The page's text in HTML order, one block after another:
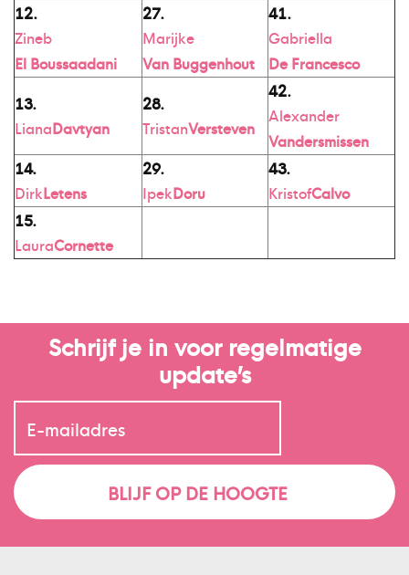
12.
Zineb
El Boussaadani
27.
Marijke
Van Buggenhout
41.
Gabriella
De Francesco
13.
LianaDavtyan
28.
TristanVersteven
42.
Alexander
Vandersmissen
14.
DirkLetens
29.
IpekDoru
43.
KristofCalvo
15.
LauraCornette
Schrijf je in voor regelmatige
update’s